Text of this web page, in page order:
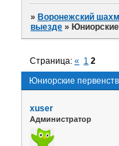
»Воронежский
выезде »Юниорские
Юниорские
Страница:« 1 2
xuser
Администратор